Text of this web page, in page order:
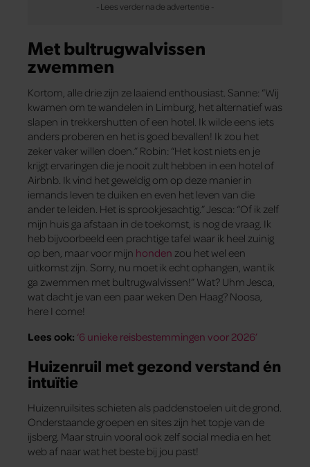
Met bultrugwalvissen
zwemmen
Kortom, alle drie zijn ze laaiend enthousiast. Sanne: “Wij
kwamen om te wandelen in Limburg, het alternatief was
slapen in trekkershutten of een hotel. Ik wilde eens iets
anders proberen en het is goed bevallen! Ik zou het
zeker vaker willen doen.” Robin: “Het kost niets en je
krijgt ervaringen die je nooit zult hebben in een hotel of
Airbnb. Ik vind het geweldig om op deze manier in
iemands leven te duiken en even het leven van die
ander te leiden. Het is sprookjesachtig.” Jesca: “Of ik zelf
mijn huis ga afstaan in de toekomst, is nog de vraag. Ik
heb bijvoorbeeld een prachtige tafel waar ik heel zuinig
op ben, maar voor mijn honden zou het wel een
uitkomst zijn. Sorry, nu moet ik echt ophangen, want ik
ga zwemmen met bultrugwalvissen!” Wat? Uhm Jesca,
wat dacht je van een paar weken Den Haag? Noosa,
here I come!
Lees ook: ‘6 unieke reisbestemmingen voor 2026’
Huizenruil met gezond verstand én
intuïtie
Huizenruilsites schieten als paddenstoelen uit de grond.
Onderstaande groepen en sites zijn het topje van de
ijsberg. Maar struin vooral ook zelf social media en het
web af naar wat het beste bij jou past!